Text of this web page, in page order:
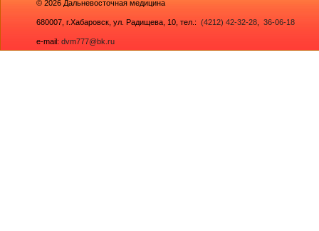
© 2026 Дальневосточная медицина
680007, г.Хабаровск, ул. Радищева, 10 , тел.: (4212) 42-32-28 36-06-18
e-mail: dvm777@bk.ru